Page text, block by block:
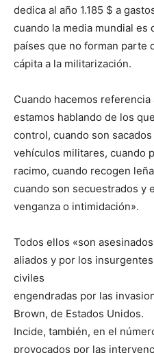
dedica al año 1.185 $ a
cuando la media mundial es
países que no forman parte
cápita a la militarización.
Cuando hacemos
estamos hablando de los
control, cuando son
vehículos militares, cuando
racimo, cuando recogen
cuando son secuestrados y
venganza o intimidación».
Todos ellos «son
aliados y por los
civiles
engendradas por las
Brown, de Estados Unidos.
Incide, también, en el
provocados por las